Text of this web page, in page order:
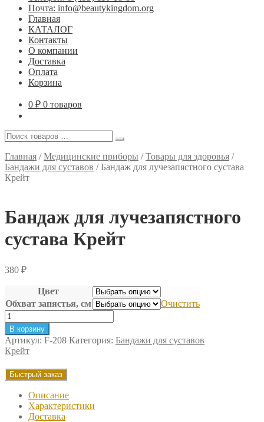
Почта: info@beautykingdom.org
Главная
КАТАЛОГ
Контакты
О компании
Доставка
Оплата
Корзина
0 ₽ 0 товаров
Поиск
…
Поиск
Главная /Медицинские приборы /Товары для здоровья /
Бандажи для суставов /Бандаж для лучезапястного сустава
Крейт
Бандаж для лучезапястного
сустава Крейт
380 ₽
Цвет
Обхват запястья, см
Очистить
Количество
товара
Бандаж
для
лучезапястного
сустава
Крейт
В корзину
Артикул: F-208 Категория: Бандажи для суставов
Крейт
Быстрый заказ
Описание
Характеристики
Доставка